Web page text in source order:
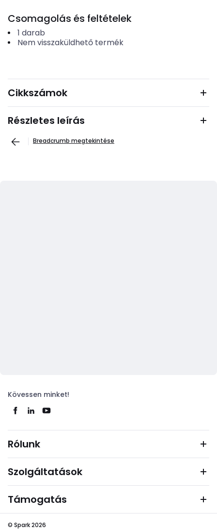
Csomagolás és feltételek
1 darab
Nem visszaküldhető termék
Cikkszámok
Részletes leírás
Breadcrumb megtekintése
Kövessen minket!
Rólunk
Szolgáltatások
Támogatás
© Spark 2026